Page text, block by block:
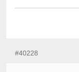
#40228